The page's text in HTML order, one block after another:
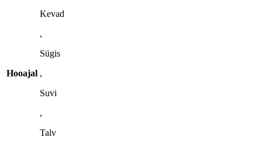
Hooajal
Kevad
,
Sügis
,
Suvi
,
Talv